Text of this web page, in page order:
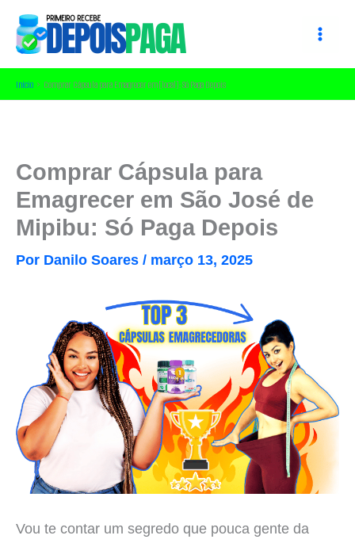
para
conteúdo
Início Comprar Cápsula para Emagrecer em [local]: Só Paga Depois
Comprar Cápsula para
Emagrecer em São José de
Mipibu: Só Paga Depois
Por Danilo Soares / março 13, 2025
Vou te contar um segredo que pouca gente da